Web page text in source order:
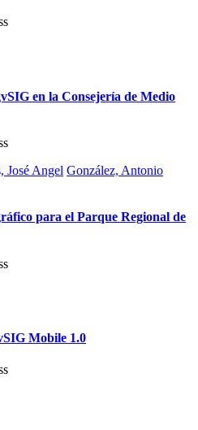
en la Consejería de Medio
José Angel González, Antonio
para el Parque Regional de
Mobile 1.0